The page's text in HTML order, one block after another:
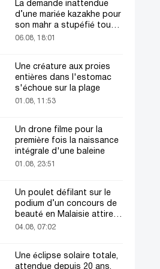
La demande inattendue
d’une mariée kazakhe pour
son mahr a stupéfié tout
le monde
06.08, 18:01
Une créature aux proies
entières dans l'estomac
s'échoue sur la plage
01.08, 11:53
Un drone filme pour la
première fois la naissance
intégrale d'une baleine
01.08, 23:51
Un poulet défilant sur le
podium d’un concours de
beauté en Malaisie attire
l’attention du public
04.08, 07:02
Une éclipse solaire totale,
attendue depuis 20 ans,